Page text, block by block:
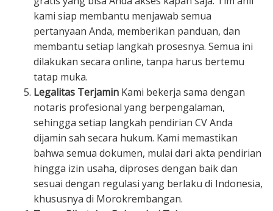
kami siap membantu menjawab semua
pertanyaan Anda, memberikan panduan, dan
membantu setiap langkah prosesnya. Semua ini
dilakukan secara online, tanpa harus bertemu
tatap muka.
Legalitas Terjamin Kami bekerja sama dengan
notaris profesional yang berpengalaman,
sehingga setiap langkah pendirian CV Anda
dijamin sah secara hukum. Kami memastikan
bahwa semua dokumen, mulai dari akta pendirian
hingga izin usaha, diproses dengan baik dan
sesuai dengan regulasi yang berlaku di Indonesia,
khususnya di Morokrembangan.